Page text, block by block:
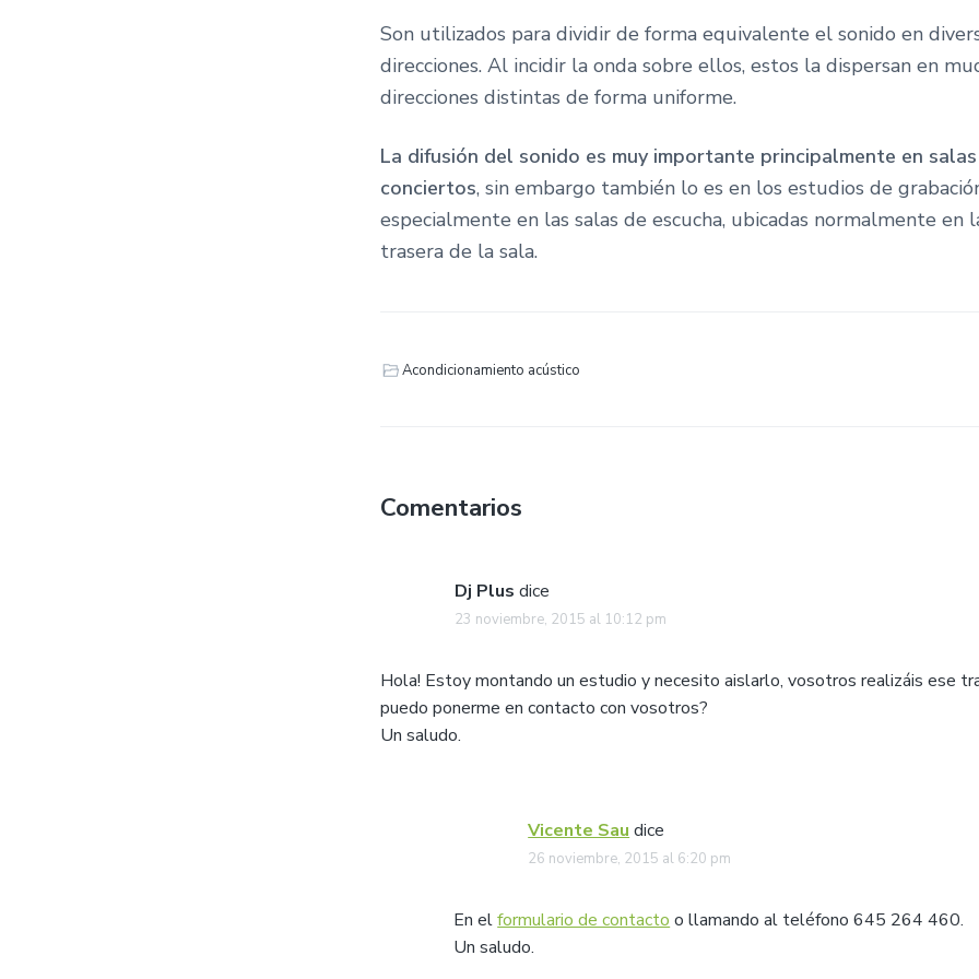
Son utilizados para dividir de forma equivalente el sonido en
direcciones. Al incidir la onda sobre ellos, estos la dispersan en
direcciones distintas de forma uniforme.
La difusión del sonido es muy importante principalmente en
conciertos, sin embargo también lo es en los estudios de
especialmente en las salas de escucha, ubicadas normalmente en
trasera de la sala.
Acondicionamiento acústico
Comentarios
Dj Plus dice
23 noviembre, 2015 al 10:12 pm
Hola! Estoy montando un estudio y necesito aislarlo, vosotros realizáis ese
puedo ponerme en contacto con vosotros?
Un saludo.
Vicente Sau dice
26 noviembre, 2015 al 6:20 pm
En elformulario de contacto o llamando al teléfono 645 264 460.
Un saludo.